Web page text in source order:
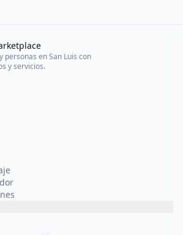
personas en San Luis con
y servicios.